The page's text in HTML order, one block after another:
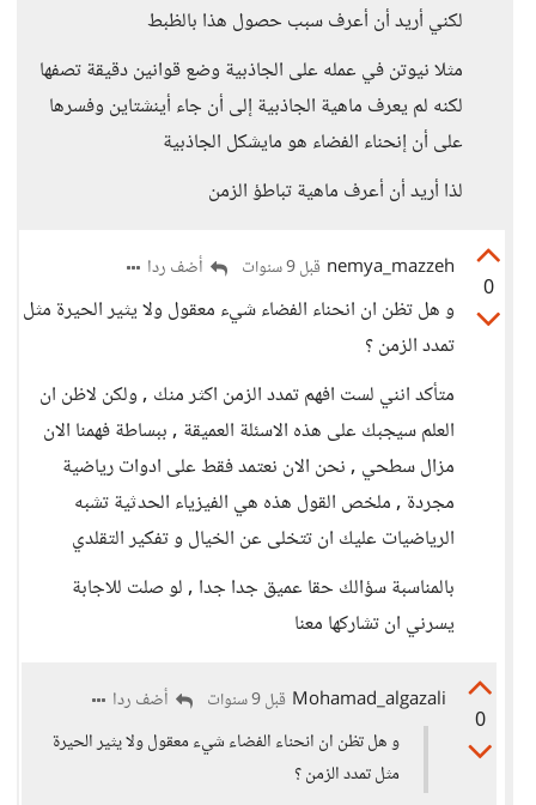
لكني أريد أن أعرف سبب حصول هذا بالظبط
مثلا نيوتن في عمله على الجاذبية وضع قوانين دقيقة تصفها
لكنه لم يعرف ماهية الجاذبية إلى أن جاء أينشتاين وفسرها
على أن إنحناء الفضاء هو مايشكل الجاذبية
لذا أريد أن أعرف ماهية تباطؤ الزمن
0
nemya_mazzeh قبل 9 سنوات أضف ردا
و هل تظن ان انحناء الفضاء شيء معقول ولا يثير الحيرة مثل
تمدد الزمن ؟
متأكد انني لست افهم تمدد الزمن اكثر منك , ولكن لاظن ان
العلم سيجبك على هذه الاسئلة العميقة , ببساطة فهمنا الان
مزال سطحي , نحن الان نعتمد فقط على ادوات رياضية
مجردة , ملخص القول هذه هي الفيزياء الحدثية تشبه
الرياضيات عليك ان تتخلى عن الخيال و تفكير التقلدي
بالمناسبة سؤالك حقا عميق جدا جدا , لو صلت للاجابة
يسرني ان تشاركها معنا
0
Mohamad_algazali قبل 9 سنوات
أضف ردا
و هل تظن ان انحناء الفضاء شيء معقول ولا يثير الحيرة
مثل تمدد الزمن ؟